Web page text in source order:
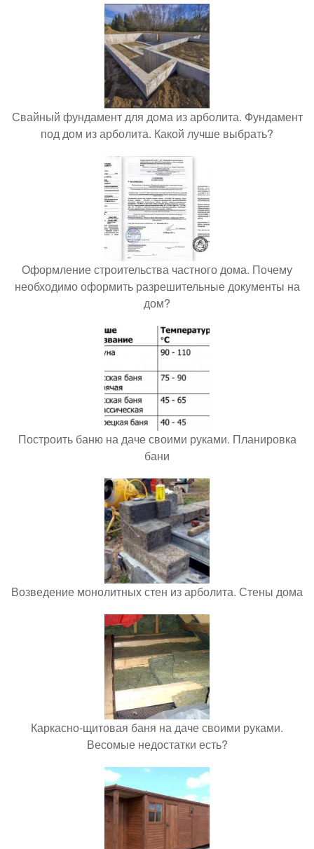
Свайный фундамент для дома из арболита. Фундамент
под дом из арболита. Какой лучше выбрать?
Оформление строительства частного дома. Почему
необходимо оформить разрешительные документы на
дом?
Построить баню на даче своими руками. Планировка
бани
Возведение монолитных стен из арболита. Стены дома
Каркасно-щитовая баня на даче своими руками.
Весомые недостатки есть?